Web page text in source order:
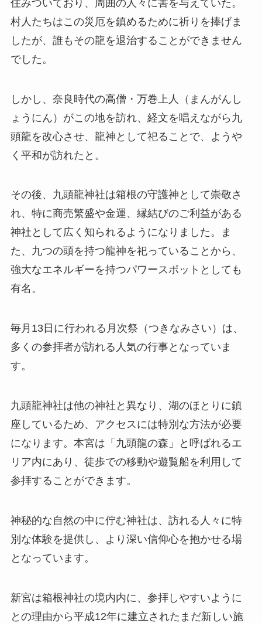
住みついており、周囲の人々に害を与えていた。
村人たちはこの災厄を鎮めるために祈りを捧げま
したが、誰もその龍を退治することができません
でした。
しかし、奈良時代の高僧・万巻上人（まんがんし
ょうにん）がこの地を訪れ、経文を唱えながら九
頭龍を改心させ、龍神として祀ることで、ようや
く平和が訪れたと。
その後、九頭龍神社は箱根の守護神として崇敬さ
れ、特に商売繁盛や金運、縁結びのご利益がある
神社として広く知られるようになりました。ま
た、九つの頭を持つ龍神を祀っていることから、
強大なエネルギーを持つパワースポットとしても
有名。
毎月13日に行われる月次祭（つきなみさい）は、
多くの参拝者が訪れる人気の行事となっていま
す。
九頭龍神社は他の神社と異なり、湖のほとりに鎮
座しているため、アクセスには特別な方法が必要
になります。本宮は「九頭龍の森」と呼ばれるエ
リア内にあり、徒歩での移動や遊覧船を利用して
参拝することができます。
神秘的な自然の中に佇む神社は、訪れる人々に特
別な体験を提供し、より深い信仰心を抱かせる場
となっています。
新宮は箱根神社の境内内に、参拝しやすいように
との理由から平成12年に建立されたまだ新しい施